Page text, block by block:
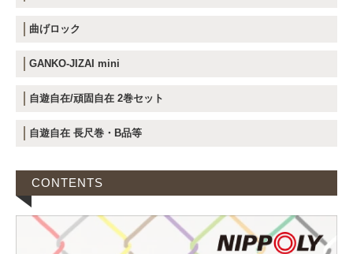
曲げロック
GANKO-JIZAI mini
自遊自在/頑固自在 2巻セット
自遊自在 長尺巻・B品等
CONTENTS